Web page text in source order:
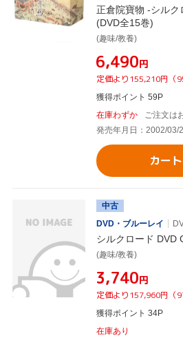
正倉院寶物 -シルク
(DVD全15巻)
(趣味/教養)
¥6,490円
定価より155,210円（
獲得ポイント 59P
在庫わずか
ご注文は
発売年月日：2002/03/
カー
中古
DVD・ブルーレイ
シルクロード DVD
(趣味/教養)
¥3,740円
定価より157,960円（
獲得ポイント 34P
在庫あり